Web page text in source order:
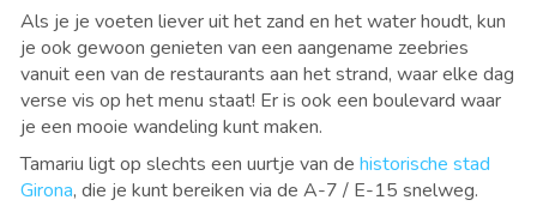
Als je je voeten liever uit het zand en het water houdt, kun
je ook gewoon genieten van een aangename zeebries
vanuit een van de restaurants aan het strand, waar elke dag
verse vis op het menu staat! Er is ook een boulevard waar
je een mooie wandeling kunt maken.
Tamariu ligt op slechts een uurtje van de historische stad
Girona, die je kunt bereiken via de A-7 / E-15 snelweg.